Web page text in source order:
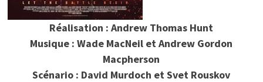
Réalisation : Andrew Thomas Hunt
Musique : Wade MacNeil et Andrew Gordon
Macpherson
Scénario : David Murdoch et Svet Rouskov